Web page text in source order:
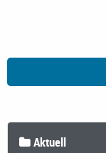
Aktuell